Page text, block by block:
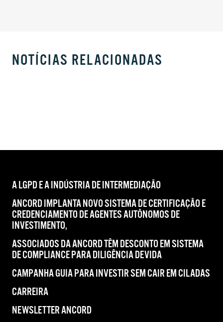
NOTÍCIAS RELACIONADAS
A LGPD E A INDÚSTRIA DE INTERMEDIAÇÃO
ANCORD IMPLANTA NOVO SISTEMA DE CERTIFICAÇÃO E
CREDENCIAMENTO DE AGENTES AUTÔNOMOS DE
INVESTIMENTO,
ASSOCIADOS DA ANCORD TÊM DESCONTO EM SISTEMA
DE COMPLIANCE PARA DILIGÊNCIA DEVIDA
CAMPANHA GUIA PARA INVESTIR SEM CAIR EM CILADAS
CARREIRA
NEWSLETTER ANCORD